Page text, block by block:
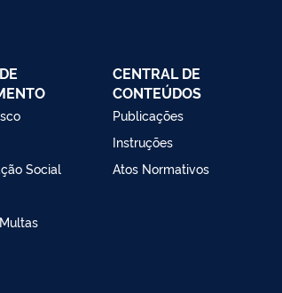
Social
CENTRAL DE
CONTEÚDOS
Publicações
Instruções
Atos Normativos